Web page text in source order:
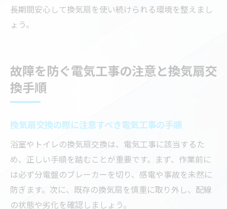
長期間安心して換気扇を使い続けられる環境を整えまし
ょう。
故障を防ぐ電気工事の注意と換気扇交
換手順
換気扇交換の際に注意すべき電気工事の手順
浴室やトイレの換気扇交換は、電気工事に該当するた
め、正しい手順を踏むことが重要です。まず、作業前に
は必ず分電盤のブレーカーを切り、感電や事故を未然に
防ぎます。次に、既存の換気扇を慎重に取り外し、配線
の状態や劣化を確認しましょう。